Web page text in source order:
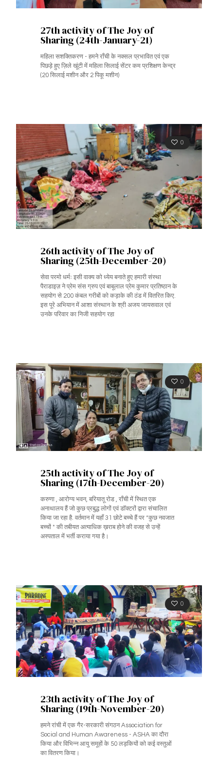
27th activity of The Joy of
Sharing (24th-January-21)
महिला सशक्तिकरण - हमने राँची के नक्सल प्रभावित एवं एक
पिछड़े हुए ज़िले खूंटी में महिला सिलाई सेंटर कम प्रशिक्षण केन्द्र
(20 सिलाई मशीन और 2 पिकू मशीन)
0
26th activity of The Joy of
Sharing (25th-December-20)
सेवा परमो धर्मः इसी वाक्य को ध्येय बनाते हुए हमारी संस्था
पैराडाइज़ ने प्रेम संस ग्रुप एवं बाबूलाल प्रेम कुमार प्रतिष्ठान के
सहयोग से 200 कंबल गरीबों को कड़ाके की ठंड में वितरित किए.
इस पूरे अभियान में आशा संस्थान के श्री अजय जायसवाल एवं
उनके परिवार का निजी सहयोग रहा
0
25th activity of The Joy of
Sharing (17th-December-20)
करुणा , आरोग्य भवन, बरियातू रोड , राँची में स्थित एक
अनाथालय हैं जो कुछ प्रबुद्ध लोगों एवं डॉक्टरों द्वारा संचालित
किया जा रहा है. वर्तमान में यहाँ 31 छोटे बच्चे हैं पर *कुछ नवजात
बच्चों * की तबीयत अत्याधिक ख़राब होने की वजह से उन्हें
अस्पताल में भर्ती कराया गया है।
0
23th activity of The Joy of
Sharing (19th-November-20)
हमने रांची में एक गैर-सरकारी संगठन Association for
Social and Human Awareness - ASHA का दौरा
किया और विभिन्न आयु समूहों के 50 लड़कियों को कई वस्तुओं
का वितरण किया।